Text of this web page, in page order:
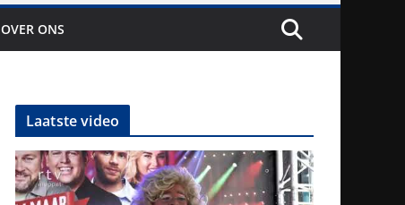
OVER ONS
Laatste video